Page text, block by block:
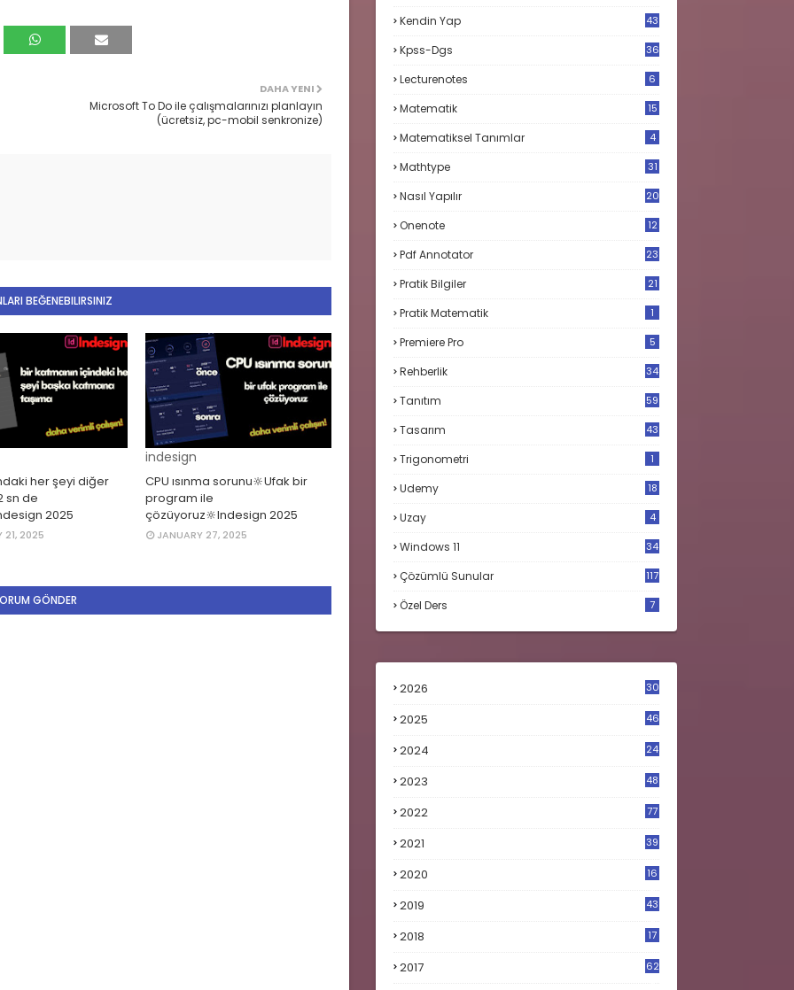
DAHA YENI
Microsoft To Do ile çalışmalarınızı planlayın
(ücretsiz, pc-mobil senkronize)
BEĞENEBILIRSINIZ
her şeyi diğer
sn de
2025
21, 2025
indesign
CPU ısınma sorunu🔆Ufak bir
program ile
çözüyoruz🔆Indesign 2025
JANUARY 27, 2025
GÖNDER
Kendin Yap 43
Kpss-Dgs 36
Lecturenotes 6
Matematik
15
Matematiksel Tanımlar 4
Mathtype 31
Nasıl Yapılır 20
Onenote 12
Pdf Annotator 23
Pratik Bilgiler 21
Pratik Matematik 1
Premiere Pro 5
Rehberlik 34
Tanıtım 59
Tasarım 43
Trigonometri 1
Udemy 18
Uzay 4
Windows 11 34
Çözümlü Sunular 117
Özel Ders 7
2026 30
2025 46
2024 24
2023
48
2022 77
2021 39
2020
16
2019
43
2018
17
2017
62